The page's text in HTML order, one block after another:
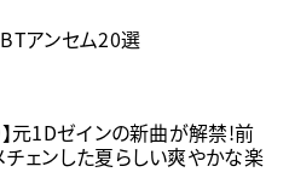
アンセム20選
】元1Dゼインの新曲が解禁!前
チェンした夏らしい爽やかな楽